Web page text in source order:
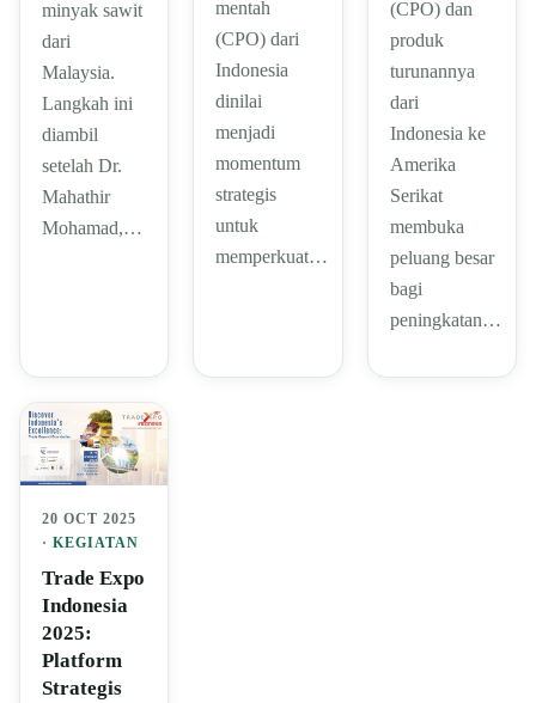
minyak sawit
dari
Malaysia.
Langkah ini
diambil
setelah Dr.
Mahathir
Mohamad,…
mentah
(CPO) dari
Indonesia
dinilai
menjadi
momentum
strategis
untuk
memperkuat…
(CPO) dan
produk
turunannya
dari
Indonesia ke
Amerika
Serikat
membuka
peluang besar
bagi
peningkatan…
20 OCT 2025
· KEGIATAN
Trade Expo
Indonesia
2025:
Platform
Strategis